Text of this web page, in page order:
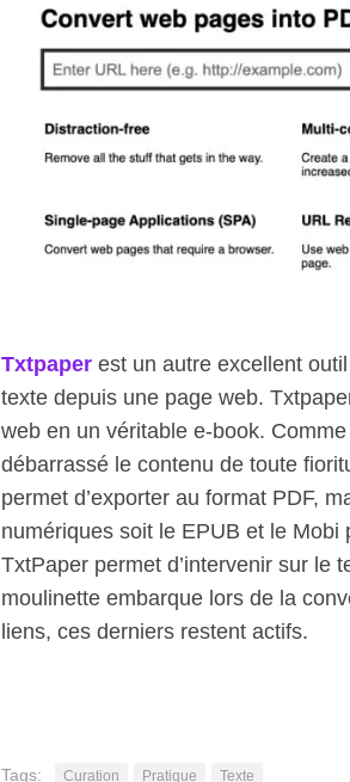
Txtpaperest un autre excellent
texte depuis une page web.
web en un véritable e-book.
débarrassé le contenu de toute
permet d’exporter au format PDF,
numériques soit le EPUB et le Mobi
TxtPaper permet d’intervenir sur le
moulinette embarque lors de la
liens, ces derniers restent actifs.
Tags: Curation Pratique Texte